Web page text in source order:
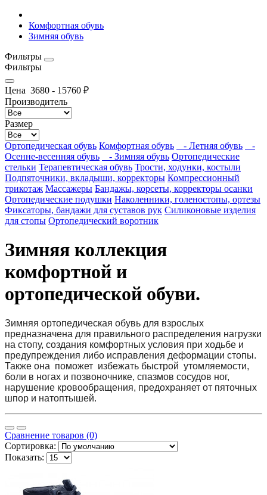
Комфортная обувь
Зимняя обувь
Фильтры
Фильтры
Цена 3680 - 15760 ₽
Производитель
Размер
Ортопедическая обувь Комфортная обувь - Летняя обувь
-
Осенне-весенняя обувь
- Зимняя обувь Ортопедические
стельки Терапевтическая обувь Трости, ходунки, костыли
Подпяточники, вкладыши, корректоры Компрессионный
трикотаж Массажеры Бандажы, корсеты, корректоры осанки
Ортопедические подушки Наколенники, голеностопы, ортезы
Фиксаторы, бандажи для суставов рук Силиконовые изделия
для стопы Ортопедический воротник
Зимняя коллекция
комфортной и
ортопедической обуви.
Зимняя ортопедическая обувь для взрослых
предназначена для правильного распределения нагрузки
на стопу, создания комфортных условия при ходьбе и
предупреждения либо исправления деформации стопы.
Также она поможет избежать быстрой утомляемости,
боли в ногах и позвоночнике, спазмов сосудов ног,
нарушение кровообращения, предохраняет от пяточных
шпор и натоптышей.
Сравнение товаров (0)
Сортировка:
Показать: